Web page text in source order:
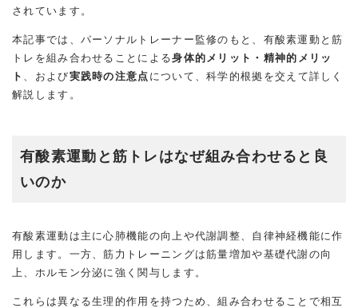
されています。
本記事では、パーソナルトレーナー監修のもと、有酸素運動と筋
トレを組み合わせることによる身体的メリット・精神的メリッ
ト
、および実践時の注意点 について、科学的根拠を交えて詳しく
解説します。
有酸素運動と筋トレはなぜ組み合わせると良
いのか
有酸素運動は主に心肺機能の向上や代謝調整、自律神経機能に作
用します。一方、筋力トレーニングは筋量増加や基礎代謝の向
上、ホルモン分泌に強く関与します。
これらは異なる生理的作用を持つため、組み合わせることで相互